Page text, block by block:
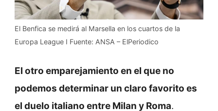
El Benfica se medirá al Marsella en los cuartos de la
Europa League I Fuente: ANSA – ElPeriodico
El otro emparejamiento en el que no
podemos determinar un claro favorito es
el duelo italiano entre Milan y Roma.